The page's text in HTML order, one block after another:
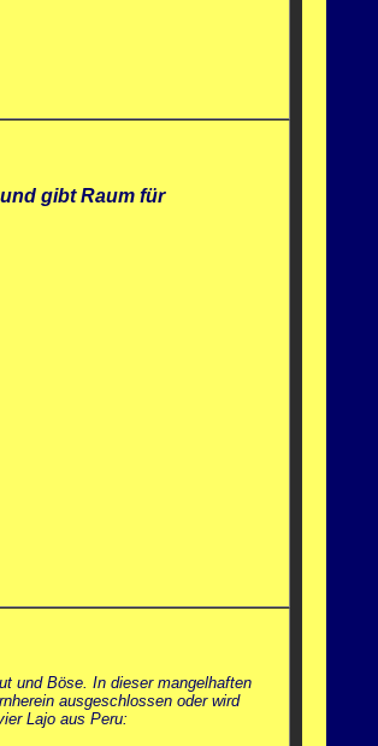
gibt Raum für
und Böse. In dieser mangelhaften
ausgeschlossen oder wird
Lajo aus Peru: